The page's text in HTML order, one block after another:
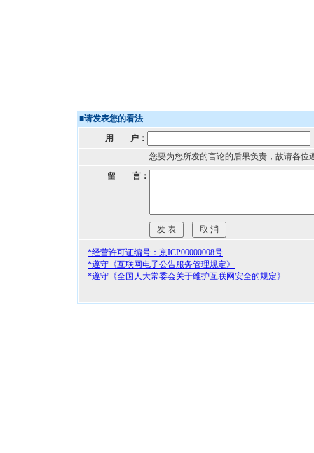
■请发表您的看法
用 户：
您要为您所发的言论的后果负责，故请各位
留 言：
*经营许可证编号：京ICP00000008号
*遵守《互联网电子公告服务管理规定》
*遵守《全国人大常委会关于维护互联网安全的规定》